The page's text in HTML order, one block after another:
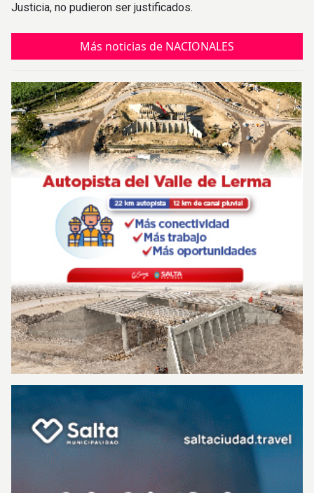
Justicia, no pudieron ser justificados.
Más noticias de NACIONALES